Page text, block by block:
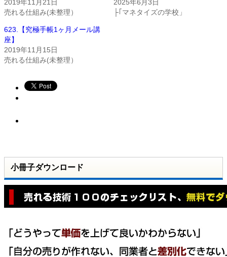
2019年11月21日
売れる仕組み(未整理）
2025年6月3日
├｢マネタイズの学校」
623.【究極手帳1ヶ月メール講
座】
2019年11月15日
売れる仕組み(未整理）
小冊子ダウンロード